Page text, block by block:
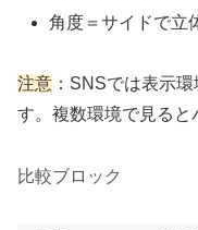
角度＝サイドで立
注意 ：SNSでは表示
す。複数環境で見ると
比較ブロック